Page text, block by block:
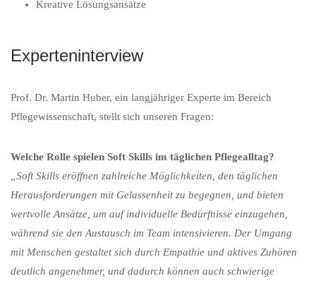
Kreative Lösungsansätze
Experteninterview
Prof. Dr. Martin Huber, ein langjähriger Experte im Bereich
Pflegewissenschaft, stellt sich unseren Fragen:
Welche Rolle spielen Soft Skills im täglichen Pflegealltag?
„Soft Skills eröffnen zahlreiche Möglichkeiten, den täglichen
Herausforderungen mit Gelassenheit zu begegnen, und bieten
wertvolle Ansätze, um auf individuelle Bedürfnisse einzugehen,
während sie den Austausch im Team intensivieren. Der Umgang
mit Menschen gestaltet sich durch Empathie und aktives Zuhören
deutlich angenehmer, und dadurch können auch schwierige